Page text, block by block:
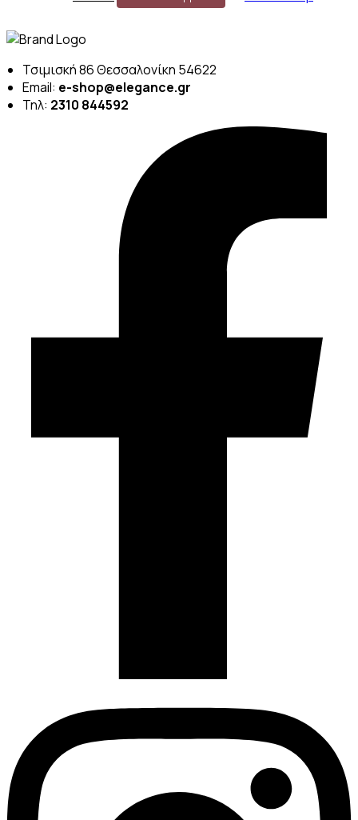
price
€234.00.
τρέχουσα
Τσιμισκή 86 Θεσσαλονίκη 54622
Email: e-shop@elegance.gr
Τηλ: 2310 844592